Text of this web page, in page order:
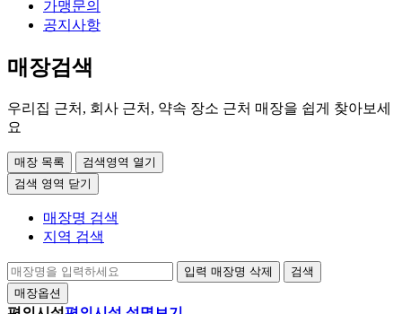
가맹문의
공지사항
매장검색
우리집 근처, 회사 근처, 약속 장소 근처 매장을 쉽게 찾아보세
요
매장 목록
검색영역 열기
검색 영역 닫기
매장명 검색
지역 검색
입력 매장명 삭제
검색
매장옵션